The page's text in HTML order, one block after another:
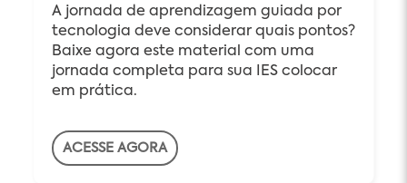
A jornada de aprendizagem guiada por
tecnologia deve considerar quais pontos?
Baixe agora este material com uma
jornada completa para sua IES colocar
em prática.
ACESSE AGORA